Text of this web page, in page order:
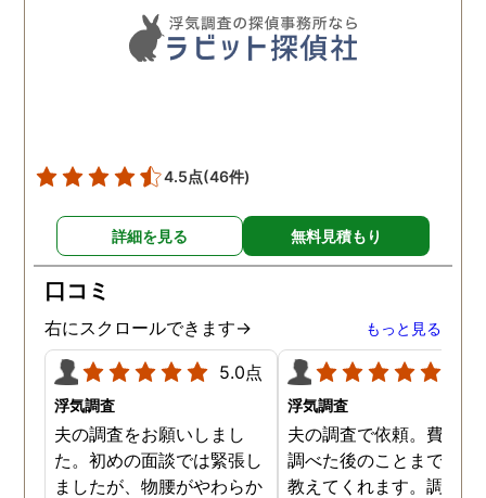
した。追加の調査費用など
もなく、探偵選びの重要さ
を感じました。
4.5点(46件)
詳細を見る 無料見積もり
口コミ
右にスクロールできます→ もっと見る
5.0点
浮気調査
夫の調査をお願いしまし
た。初めの面談では緊張し
ましたが、物腰がやわらか
浮気調査
夫の調査で依頼。費用や
調べた後のことまで詳し
教えてくれます。調査対